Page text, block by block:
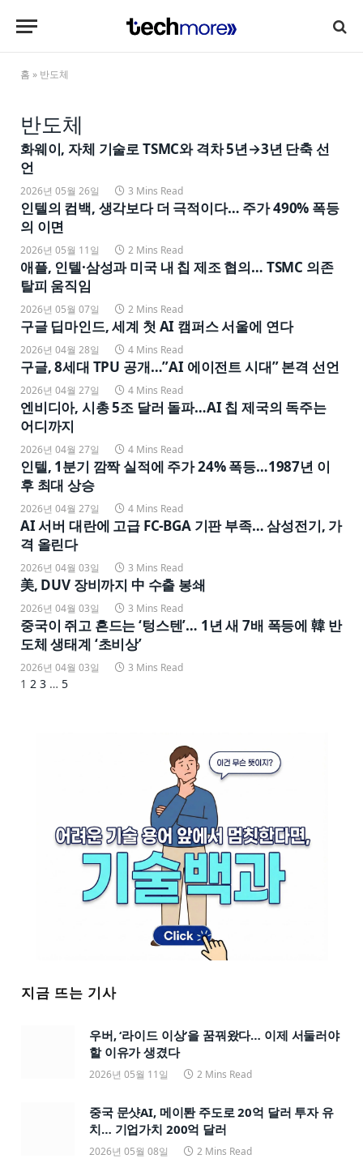
홈 » 반도체
반도체
화웨이, 자체 기술로 TSMC와 격차 5년→3년 단축 선
언
2026년 05월 26일 3 Mins Read
인텔의 컴백, 생각보다 더 극적이다… 주가 490% 폭등
의 이면
2026년 05월 11일 2 Mins Read
애플, 인텔·삼성과 미국 내 칩 제조 협의… TSMC 의존
탈피 움직임
2026년 05월 07일 2 Mins Read
구글 딥마인드, 세계 첫 AI 캠퍼스 서울에 연다
2026년 04월 28일 4 Mins Read
구글, 8세대 TPU 공개…”AI 에이전트 시대” 본격 선언
2026년 04월 27일 4 Mins Read
엔비디아, 시총 5조 달러 돌파…AI 칩 제국의 독주는
어디까지
2026년 04월 27일 4 Mins Read
인텔, 1분기 깜짝 실적에 주가 24% 폭등…1987년 이
후 최대 상승
2026년 04월 27일 4 Mins Read
AI 서버 대란에 고급 FC-BGA 기판 부족… 삼성전기, 가
격 올린다
2026년 04월 03일 3 Mins Read
美, DUV 장비까지 中 수출 봉쇄
2026년 04월 03일 3 Mins Read
중국이 쥐고 흔드는 ‘텅스텐’… 1년 새 7배 폭등에 韓 반
도체 생태계 ‘초비상’
2026년 04월 03일 3 Mins Read
1 2 3 … 5
지금 뜨는 기사
우버, ‘라이드 이상’을 꿈꿔왔다… 이제 서둘러야
할 이유가 생겼다
2026년 05월 11일 2 Mins Read
중국 문샷AI, 메이퇀 주도로 20억 달러 투자 유
치… 기업가치 200억 달러
2026년 05월 08일 2 Mins Read